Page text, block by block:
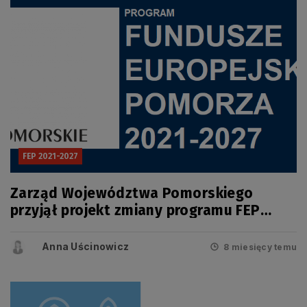
FEP 2021-2027
Zarząd Województwa Pomorskiego
przyjął projekt zmiany programu FEP
Anna Uścinowicz 8 miesięcy temu